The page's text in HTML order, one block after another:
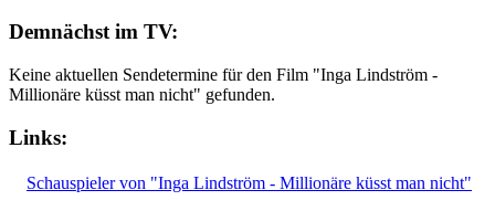
Demnächst im TV:
Keine aktuellen Sendetermine für den Film "Inga Lindström -
Millionäre küsst man nicht" gefunden.
Links:
Schauspieler von "Inga Lindström - Millionäre küsst man nicht"